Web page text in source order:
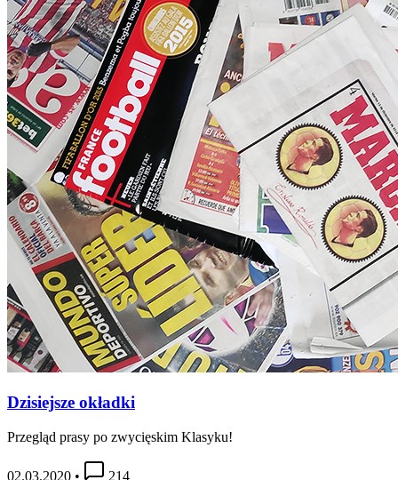
Dzisiejsze okładki
Przegląd prasy po zwycięskim Klasyku!
02.03.2020 • 214